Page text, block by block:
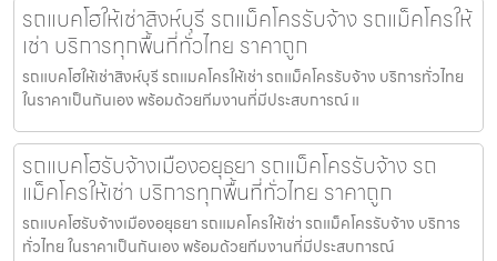
รถแบคโฮให้เช่าสิงห์บุรี รถแม็คโครรับจ้าง รถแม็คโครให้
เช่า บริการทุกพื้นที่ทั่วไทย ราคาถูก
รถแบคโฮให้เช่าสิงห์บุรี รถแมคโครให้เช่า รถแม็คโครรับจ้าง บริการทั่วไทย
ในราคาเป็นกันเอง พร้อมด้วยทีมงานที่มีประสบการณ์ แ
รถแบคโฮรับจ้างเมืองอยุธยา รถแม็คโครรับจ้าง รถ
แม็คโครให้เช่า บริการทุกพื้นที่ทั่วไทย ราคาถูก
รถแบคโฮรับจ้างเมืองอยุธยา รถแมคโครให้เช่า รถแม็คโครรับจ้าง บริการ
ทั่วไทย ในราคาเป็นกันเอง พร้อมด้วยทีมงานที่มีประสบการณ์